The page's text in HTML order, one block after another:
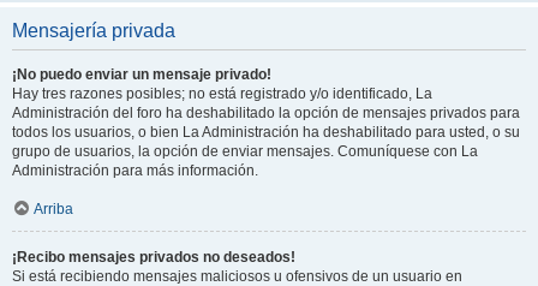
Mensajería privada
¡No puedo enviar un mensaje privado!
Hay tres razones posibles; no está registrado y/o identificado, La
Administración del foro ha deshabilitado la opción de mensajes privados para
todos los usuarios, o bien La Administración ha deshabilitado para usted, o su
grupo de usuarios, la opción de enviar mensajes. Comuníquese con La
Administración para más información.
Arriba
¡Recibo mensajes privados no deseados!
Si está recibiendo mensajes maliciosos u ofensivos de un usuario en